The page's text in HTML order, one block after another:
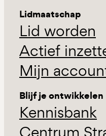
Lidmaatschap
Lid worden
Actief
Mijn
Blijf je ontwikkelen
Kennisbank